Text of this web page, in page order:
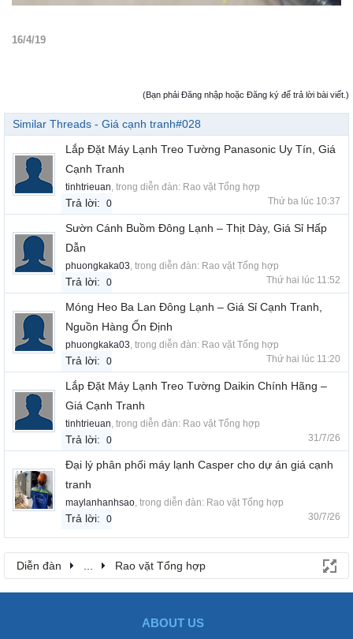
16/4/19
(Bạn phải Đăng nhập hoặc Đăng ký để trả lời bài viết.)
Similar Threads - Giá cạnh tranh#028
Lắp Đặt Máy Lạnh Treo Tường Panasonic Uy Tín, Giá
Cạnh Tranh
tinhtrieuan, trong diễn đàn: Rao vặt Tổng hợp
Trả lời: 0 Thứ ba lúc 10:37
Sườn Cánh Buồm Đông Lạnh – Thịt Dày, Giá Sỉ Hấp
Dẫn
phuongkaka03, trong diễn đàn: Rao vặt Tổng hợp
Trả lời: 0 Thứ hai lúc 11:52
Móng Heo Ba Lan Đông Lạnh – Giá Sỉ Cạnh Tranh,
Nguồn Hàng Ổn Định
phuongkaka03, trong diễn đàn: Rao vặt Tổng hợp
Trả lời: 0 Thứ hai lúc 11:20
Lắp Đặt Máy Lạnh Treo Tường Daikin Chính Hãng –
Giá Cạnh Tranh
tinhtrieuan, trong diễn đàn: Rao vặt Tổng hợp
Trả lời: 0 31/7/26
Đại lý phân phối máy lạnh Casper cho dự án giá cạnh
tranh
maylanhanhsao, trong diễn đàn: Rao vặt Tổng hợp
Trả lời: 0 30/7/26
Diễn đàn ... Rao vặt Tổng hợp
ABOUT US